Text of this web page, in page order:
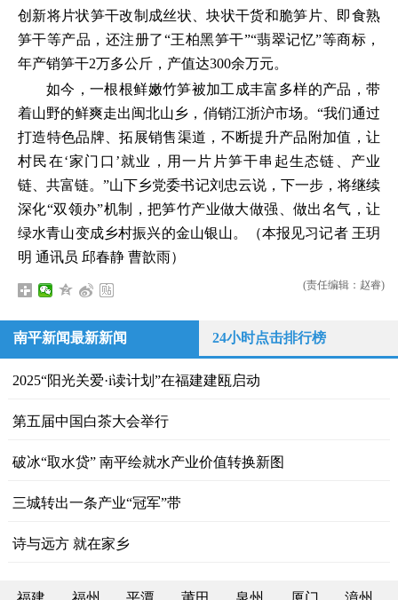
创新将片状笋干改制成丝状、块状干货和脆笋片、即食熟
笋干等产品，还注册了“王柏黑笋干”“翡翠记忆”等商标，
年产销笋干2万多公斤，产值达300余万元。
如今，一根根鲜嫩竹笋被加工成丰富多样的产品，带
着山野的鲜爽走出闽北山乡，俏销江浙沪市场。“我们通过
打造特色品牌、拓展销售渠道，不断提升产品附加值，让
村民在‘家门口’就业，用一片片笋干串起生态链、产业
链、共富链。”山下乡党委书记刘忠云说，下一步，将继续
深化“双领办”机制，把笋竹产业做大做强、做出名气，让
绿水青山变成乡村振兴的金山银山。（本报见习记者 王玥
明 通讯员 邱春静 曹歆雨）
(责任编辑：赵睿)
南平新闻最新新闻 24小时点击排行榜
2025“阳光关爱·i读计划”在福建建瓯启动
第五届中国白茶大会举行
破冰“取水贷” 南平绘就水产业价值转换新图
三城转出一条产业“冠军”带
诗与远方 就在家乡